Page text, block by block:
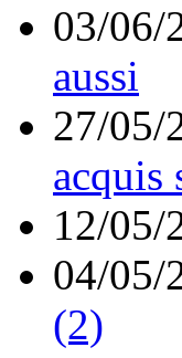
03/06/
aussi
27/05/
acquis
12/05/
04/05/
(2)